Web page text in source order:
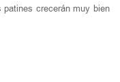
crecerán muy bien